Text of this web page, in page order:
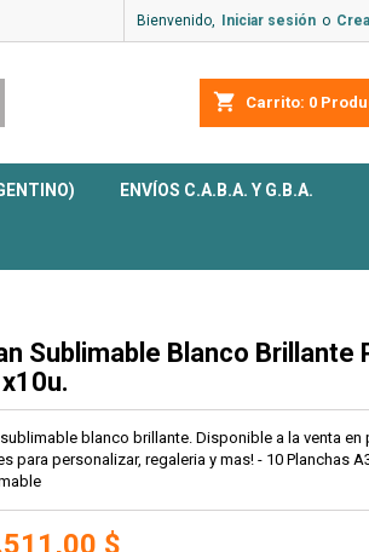
Bienvenido, Iniciar sesión o
shopping_cart Carrito: 0
ENVÍOS C.A.B.A. Y G.B.A.
Sublimable Blanco Brillante
blanco brillante. Disponible a la venta en
para personalizar, regaleria y mas! - 10 Planchas
$